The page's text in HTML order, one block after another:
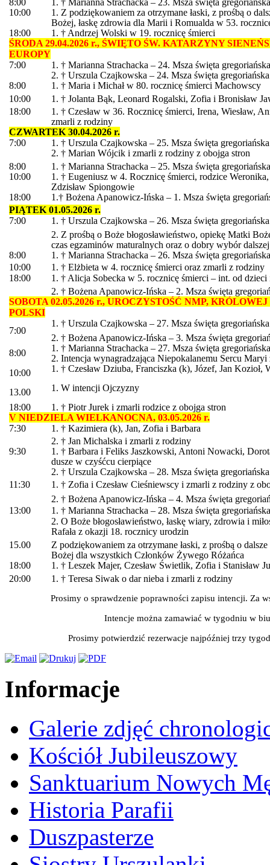
10:00
1. Z podziękowaniem za otrzymane łaski, z prośbą o
Bożej, łaskę zdrowia dla Marii i Romualda w 53.
18:00
1. † Andrzej Wolski w 19. rocznicę śmierci
ŚRODA 29.04.2026 r., ŚWIĘTO ŚW. KATARZYNY
EUROPY
7:00
1. † Marianna Strachacka – 24. Msza święta
2. † Urszula Czajkowska – 24. Msza święta gregoriańska
8:00
1. † Maria i Michał w 80. rocznicę śmierci Machowscy
10:00
1. † Jolanta Bąk, Leonard Rogalski, Zofia i Bronisław
18:00
1. † Czesław w 36. Rocznicę śmierci, Irena, Wiesław,
zmarli z rodziny
CZWARTEK 30.04.2026 r.
7:00
1. † Urszula Czajkowska – 25. Msza święta gregoriańska
2. † Marian Wójcik i zmarli z rodziny z obojga stron
8:00
1. † Marianna Strachacka – 25. Msza święta
10:00
1. † Eugeniusz w 4. Rocznicę śmierci, rodzice
Zdzisław Spiongowie
18:00
1.† Bożena Apanowicz-Ińska – 1. Msza święta
PIĄTEK 01.05.2026 r.
7:00
1. † Urszula Czajkowska – 26. Msza święta gregoriańska
2. Z prośbą o Boże błogosławieństwo, opiekę Matki
czas egzaminów maturalnych oraz o dobry wybór
8:00
1. † Marianna Strachacka – 26. Msza święta
10:00
1. † Elżbieta w 4. rocznicę śmierci oraz zmarli z rodziny
18:00
1. † Alicja Sobecka w 5. rocznicę śmierci – int. od
2. † Bożena Apanowicz-Ińska – 2. Msza święta
SOBOTA 02.05.2026 r., UROCZYSTOŚĆ NMP,
POLSKI
7:00
1. † Urszula Czajkowska – 27. Msza święta gregoriańska
2. † Bożena Apanowicz-Ińska – 3. Msza święta
8:00
1. † Marianna Strachacka – 27. Msza święta
2. Intencja wynagradzająca Niepokalanemu Sercu
10:00
1. † Czesław Dziuba, Franciszka (k), Józef, Jan Kozioł,
13.00
1. W intencji Ojczyzny
18:00
1. † Piotr Jurek i zmarli rodzice z obojga stron
V NIEDZIELA WIELKANOCNA, 03.05.2026 r.
7:30
1. † Kazimiera (k), Jan, Zofia i Barbara
2. † Jan Michalska i zmarli z rodziny
9:30
1. † Barbara i Feliks Jaszkowski, Antoni Nowacki,
dusze w czyśćcu cierpiące
2. † Urszula Czajkowska – 28. Msza święta gregoriańska
11:30
1. † Zofia i Czesław Cieśniewscy i zmarli z rodziny z
2. † Bożena Apanowicz-Ińska – 4. Msza święta
13:00
1. † Marianna Strachacka – 28. Msza święta
2. O Boże błogosławieństwo, łaskę wiary, zdrowia i
Rafała z okazji 18. rocznicy urodzin
15.00
Z podziękowaniem za otrzymane łaski, z prośbą o
Bożej dla wszystkich Członków Żywego Różańca
18:00
1. † Leszek Majer, Czesław Świetlik, Zofia i Stanisław
20:00
1. † Teresa Siwak o dar nieba i zmarli z rodziny
Prosimy o sprawdzenie poprawności zapisu intencji. Za
Intencje można zamawiać w tygodniu w
Prosimy potwierdzić rezerwacje najpóźniej trzy
Informacje
Galerie zdjęć
Kościół Jubileuszowy
Sanktuarium Nowych
Historia Parafii
Duszpasterze